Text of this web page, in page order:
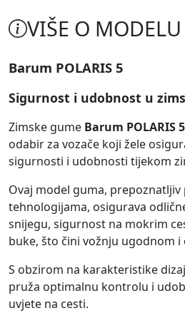
VIŠE O MODELU
Barum POLARIS 5
Sigurnost i udobnost u
Zimske gume Barum POLARIS 5
odabir za vozače koji žele
sigurnosti i udobnosti tijekom
Ovaj model guma,
tehnologijama, osigurava
snijegu, sigurnost na mokrim
buke, što čini vožnju ugodnom
S obzirom na karakteristike
pruža optimalnu kontrolu i
uvjete na cesti.